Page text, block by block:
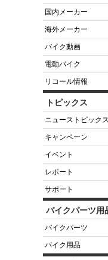
国内メーカー
海外メーカー
バイク動画
電動バイク
リコール情報
トピックス
ニューストピックス
キャンペーン
イベント
レポート
サポート
バイクパーツ用
バイクパーツ
バイク用品